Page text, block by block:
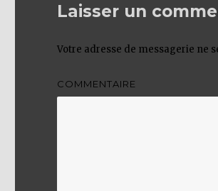
Laisser un
Votre adresse de messagerie ne
COMMENTAIRE